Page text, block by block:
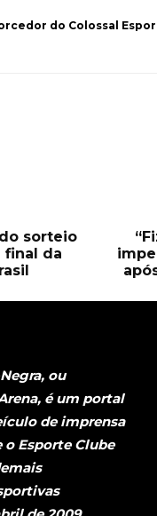
do Colossal
sorteio
final da
ou
é um portal
de imprensa
Esporte Clube